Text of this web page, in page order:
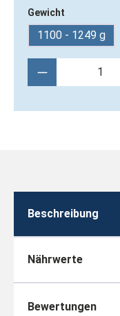
Gewicht
1100 - 1249 g
Produkt
Beschreibung
Nährwerte
Bewertungen